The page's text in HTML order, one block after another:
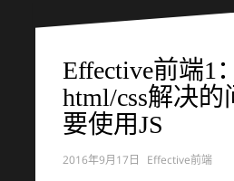
Effective前端1
html/css解决的
要使用JS
2016年9月17日 Effective前端